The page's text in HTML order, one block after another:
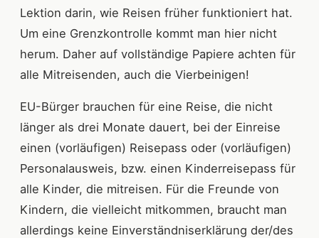
Lektion darin, wie Reisen früher funktioniert hat.
Um eine Grenzkontrolle kommt man hier nicht
herum. Daher auf vollständige Papiere achten für
alle Mitreisenden, auch die Vierbeinigen!
EU-Bürger brauchen für eine Reise, die nicht
länger als drei Monate dauert, bei der Einreise
einen (vorläufigen) Reisepass oder (vorläufigen)
Personalausweis, bzw. einen Kinderreisepass für
alle Kinder, die mitreisen. Für die Freunde von
Kindern, die vielleicht mitkommen, braucht man
allerdings keine Einverständniserklärung der/des